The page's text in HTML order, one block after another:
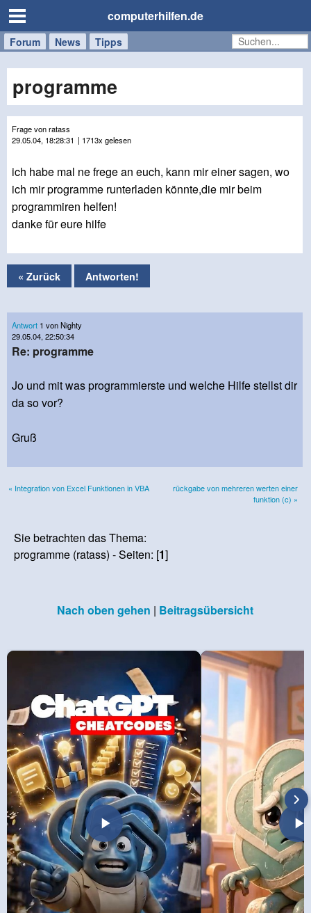
computerhilfen.de
Forum News Tipps
Handy
Tablet
Windows
Mac
programme
Frage von ratass
29.05.04, 18:28:31 | 1713x gelesen
ich habe mal ne frege an euch, kann mir einer sagen, wo
ich mir programme runterladen könnte,die mir beim
programmiren helfen!
danke für eure hilfe
« Zurück Antworten!
Antwort 1 von Nighty
29.05.04, 22:50:34
Re: programme
Jo und mit was programmierste und welche Hilfe stellst dir
da so vor?
Gruß
« Integration von Excel Funktionen in VBA
rückgabe von mehreren werten einer
funktion (c) »
Sie betrachten das Thema:
programme (ratass) - Seiten: [1]
Nach oben gehen | Beitragsübersicht